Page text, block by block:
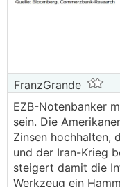
FranzGrande
EZB-Notenbanker
sein. Die
Zinsen hochhalten,
und der Iran-Krieg
steigert damit die
Werkzeug ein